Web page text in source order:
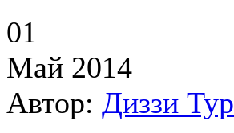
01
Май 2014
Автор: Диззи Тур